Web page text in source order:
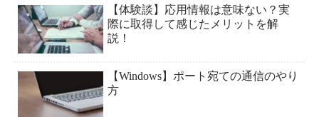
【体験談】応用情報は意味ない？実
際に取得して感じたメリットを解
説！
【Windows】ポート宛ての通信のやり
方